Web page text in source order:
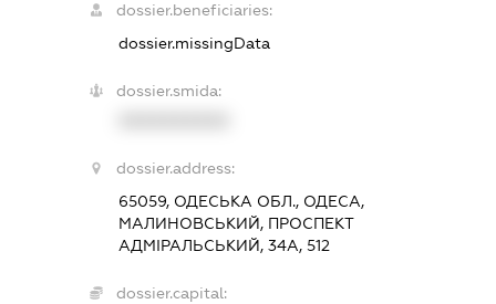
dossier.beneficiaries:
dossier.missingData
dossier.smida:
dossier.address:
65059, ОДЕСЬКА ОБЛ., ОДЕСА,
МАЛИНОВСЬКИЙ, ПРОСПЕКТ
АДМІРАЛЬСЬКИЙ, 34А, 512
dossier.capital: